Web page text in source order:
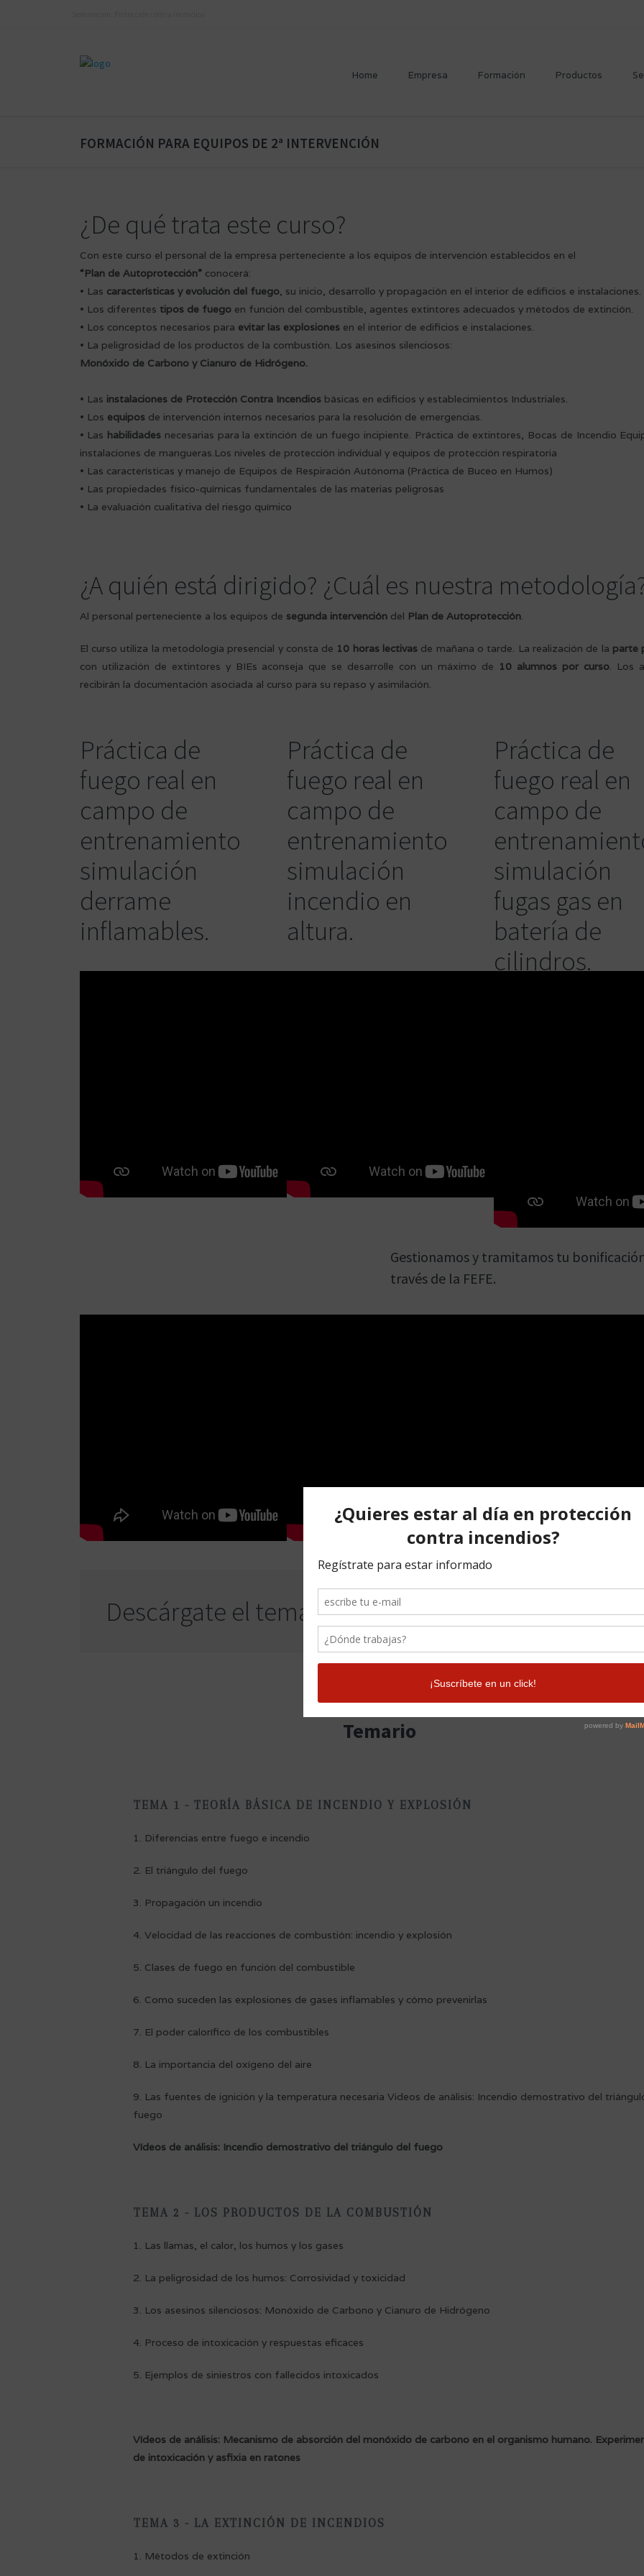
Home Empresa Formación Productos
FORMACIÓN PARA EQUIPOS DE 2ª INTERVENCIÓN
¿De qué trata este curso?
Con este curso el personal de la empresa perteneciente a los equipos de intervención establecidos en el
“Plan de Autoprotección”conocerá:
• Las características y evolución del fuego, su inicio, desarrollo y propagación en el interior de edificios e instalaciones.
• Los diferentes tipos de fuegoen función del combustible, agentes extintores adecuados y métodos de extinción.
• Los conceptos necesarios para evitar las explosionesen el interior de edificios e instalaciones.
• La peligrosidad de los productos de la combustión. Los asesinos silenciosos:
Monóxido de Carbono y Cianuro de Hidrógeno.
• Las instalaciones de Protección Contra Incendiosbásicas en edificios y establecimientos Industriales.
• Los equiposde intervención internos necesarios para la resolución de emergencias.
• Las habilidades necesarias para la extinción de un fuego incipiente. Práctica de extintores, Bocas de Incendio
instalaciones de mangueras.Los niveles de protección individual y equipos de protección respiratoria
• Las características y manejo de Equipos de Respiración Autónoma (Práctica de Buceo en Humos)
• Las propiedades físico-químicas fundamentales de las materias peligrosas
• La evaluación cualitativa del riesgo químico
¿A quién está dirigido? ¿Cuál es nuestra
Al personal perteneciente a los equipos de segunda intervencióndel Plan de Autoprotección.
El curso utiliza la metodología presencial y consta de 10 horas lectivas de mañana o tarde. La realización de la parte
con utilización de extintores y BIEs aconseja que se desarrolle con un máximo de 10 alumnos por curso. Los
recibirán la documentación asociada al curso para su repaso y asimilación.
Práctica de
fuego real en
campo de
entrenamiento
simulación
derrame
inflamables.
Práctica de
fuego real en
campo de
entrenamiento
simulación
incendio en
altura.
Práctica de
fuego real en
campo de
simulación
fugas gas en
batería de
cilindros.
Gestionamos y tramitamos tu
través de la FEFE.
Descárgate el temario y la guía del curso
Temario
TEMA 1 - TEORÍA BÁSICA DE INCENDIO Y EXPLOSIÓN
1. Diferencias entre fuego e incendio
2. El triángulo del fuego
3. Propagación un incendio
4. Velocidad de las reacciones de combustión: incendio y explosión
5. Clases de fuego en función del combustible
6. Como suceden las explosiones de gases inflamables y cómo prevenirlas
7. El poder calorífico de los combustibles
8. La importancia del oxígeno del aire
9. Las fuentes de ignición y la temperatura necesaria Videos de análisis: Incendio demostrativo del
fuego
Vídeos de análisis: Incendio demostrativo del triángulo del fuego
TEMA 2 - LOS PRODUCTOS DE LA COMBUSTIÓN
1. Las llamas, el calor, los humos y los gases
2. La peligrosidad de los humos: Corrosividad y toxicidad
3. Los asesinos silenciosos: Monóxido de Carbono y Cianuro de Hidrógeno
4. Proceso de intoxicación y respuestas eficaces
5. Ejemplos de siniestros con fallecidos intoxicados
Vídeos de análisis: Mecanismo de absorción del monóxido de carbono en el organismo humano.
de intoxicación y asfixia en ratones
TEMA 3 - LA EXTINCIÓN DE INCENDIOS
1. Métodos de extinción